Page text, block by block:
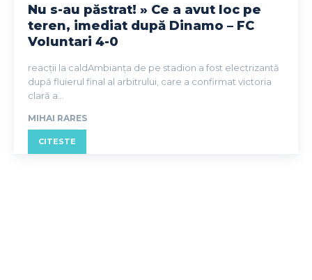
Nu s-au păstrat! » Ce a avut loc pe
teren, imediat după Dinamo – FC
Voluntari 4-0
reacții la caldAmbianța de pe stadion a fost electrizantă
după fluierul final al arbitrului, care a confirmat victoria
clară a...
MIHAI RARES
CITESTE